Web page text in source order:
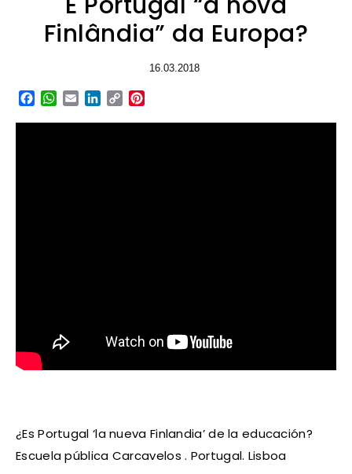
Finlândia” da Europa?
16.03.2018
Facebook
WhatsApp
EmailLinkedIn
Copy
¿Es Portugal ‘la nueva Finlandia’ de la educación?
Escuela pública Carcavelos . Portugal. Lisboa